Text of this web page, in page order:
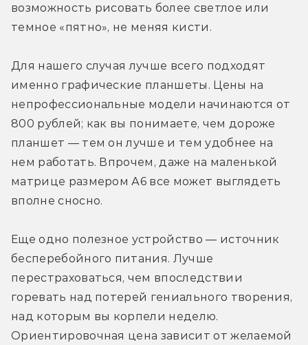
возможность рисовать более светлое или
темное «пятно», не меняя кисти.
Для нашего случая лучше всего подходят
именно графические планшеты. Цены на
непрофессиональные модели начинаются от
800 рублей; как вы понимаете, чем дороже
планшет — тем он лучше и тем удобнее на
нем работать. Впрочем, даже на маленькой
матрице размером А6 все может выглядеть
вполне сносно.
Еще одно полезное устройство — источник
бесперебойного питания. Лучше
перестраховаться, чем впоследствии
горевать над потерей гениального творения,
над которым вы корпели неделю.
Ориентировочная цена зависит от желаемой